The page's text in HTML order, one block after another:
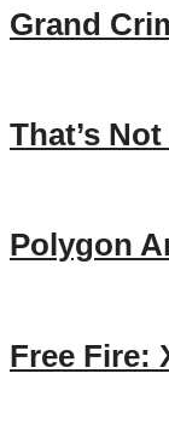
Grand
That’s
Polygon
Free Fire: